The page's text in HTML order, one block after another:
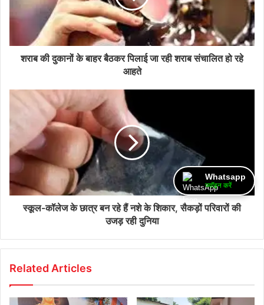
शराब की दुकानों के बाहर बैठकर पिलाई जा रही शराब संचालित हो रहे
आहते
स्कूल-कॉलेज के छात्र बन रहे हैं नशे के शिकार, सैकड़ों परिवारों की
उजड़ रही दुनिया
Related Articles
Whatsapp
ज्वॉइन करें